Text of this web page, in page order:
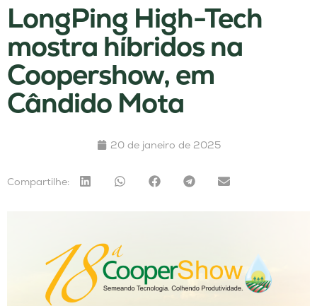
LongPing High-Tech
mostra híbridos na
Coopershow, em
Cândido Mota
20 de janeiro de 2025
Compartilhe: